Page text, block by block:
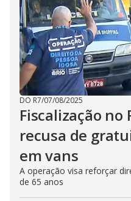
DO R7/07/08/2025
Fiscalização no
recusa de
em vans
A operação visa reforçar
de 65 anos